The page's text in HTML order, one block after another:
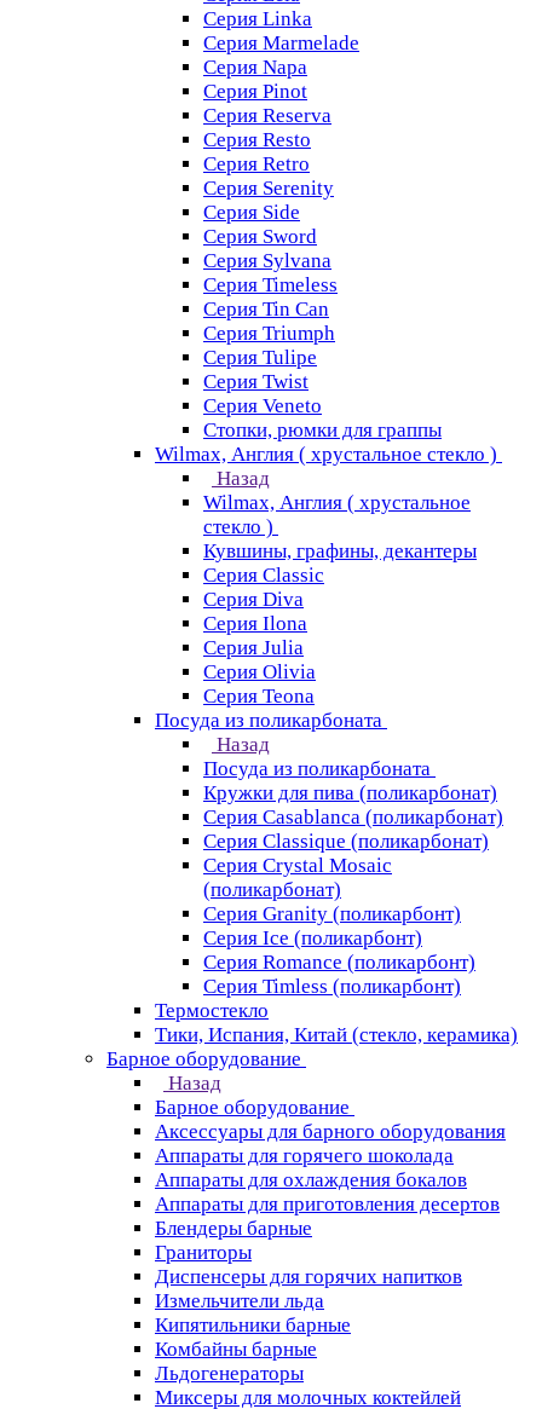
Серия Linka
Серия Marmelade
Серия Napa
Серия Pinot
Серия Reserva
Серия Resto
Серия Retro
Серия Serenity
Серия Side
Серия Sword
Серия Sуlvana
Серия Timeless
Серия Tin Can
Серия Triumph
Серия Tulipe
Серия Twist
Серия Veneto
Стопки, рюмки для граппы
Wilmax, Англия ( хрустальное стекло )
Назад
Wilmax, Англия ( хрустальное
стекло )
Кувшины, графины, декантеры
Серия Classic
Серия Diva
Серия Ilona
Серия Julia
Серия Olivia
Серия Teona
Посуда из поликарбоната
Назад
Посуда из поликарбоната
Кружки для пива (поликарбонат)
Серия Casablanсa (поликарбонат)
Серия Classique (поликарбонат)
Серия Crystal Mosaic
(поликарбонат)
Серия Granity (поликарбонт)
Серия Ice (поликарбонт)
Серия Romance (поликарбонт)
Серия Timless (поликарбонт)
Термостекло
Тики, Испания, Китай (стекло, керамика)
Барное оборудование
Назад
Барное оборудование
Аксессуары для барного оборудования
Аппараты для горячего шоколада
Аппараты для охлаждения бокалов
Аппараты для приготовления десертов
Блендеры барные
Граниторы
Диспенсеры для горячих напитков
Измельчители льда
Кипятильники барные
Комбайны барные
Льдогенераторы
Миксеры для молочных коктейлей